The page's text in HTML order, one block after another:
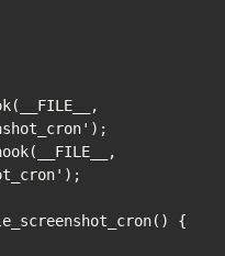
{